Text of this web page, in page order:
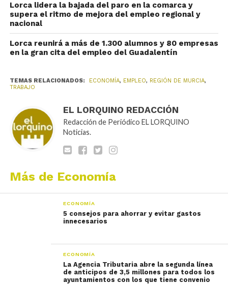
Lorca lidera la bajada del paro en la comarca y
supera el ritmo de mejora del empleo regional y
nacional
Lorca reunirá a más de 1.300 alumnos y 80 empresas
en la gran cita del empleo del Guadalentín
TEMAS RELACIONADOS: ECONOMÍA, EMPLEO, REGIÓN DE MURCIA,
TRABAJO
EL LORQUINO REDACCIÓN
Redacción de Periódico EL LORQUINO
Noticias.
Más de Economía
ECONOMÍA
5 consejos para ahorrar y evitar gastos
innecesarios
ECONOMÍA
La Agencia Tributaria abre la segunda línea
de anticipos de 3,5 millones para todos los
ayuntamientos con los que tiene convenio